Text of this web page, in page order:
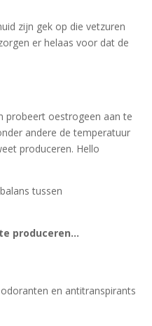
zijn gek op die vetzuren
er helaas voor dat de
probeert oestrogeen aan te
andere de temperatuur
produceren. Hello
tussen
produceren…
en antitranspirants